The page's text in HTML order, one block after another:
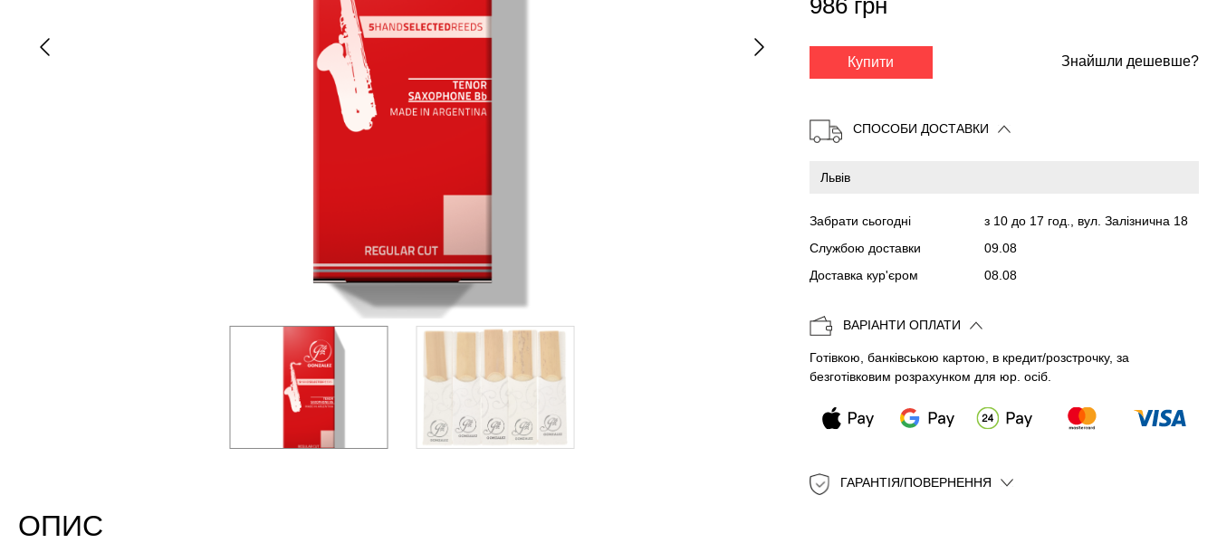
986 грн
Купити Знайшли дешевше?
СПОСОБИ ДОСТАВКИ
Забрати сьогодні
з 10 до 17 год., вул. Залізнична 18
Службою доставки
09.08
Доставка кур'єром
08.08
ВАРІАНТИ ОПЛАТИ
Готівкою, банківською картою, в кредит/розстрочку, за
безготівковим розрахунком для юр. осіб.
ГАРАНТІЯ/ПОВЕРНЕННЯ
ОПИС